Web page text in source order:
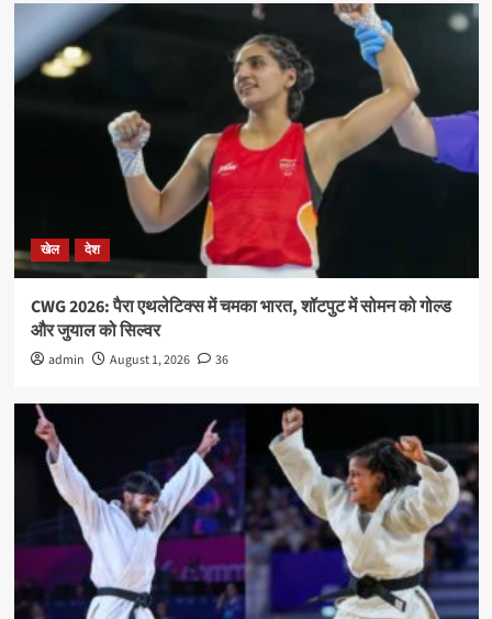
खेल देश
CWG 2026: पैरा एथलेटिक्स में चमका भारत, शॉटपुट में सोमन को गोल्ड
और जुयाल को सिल्वर
admin August 1, 2026 36